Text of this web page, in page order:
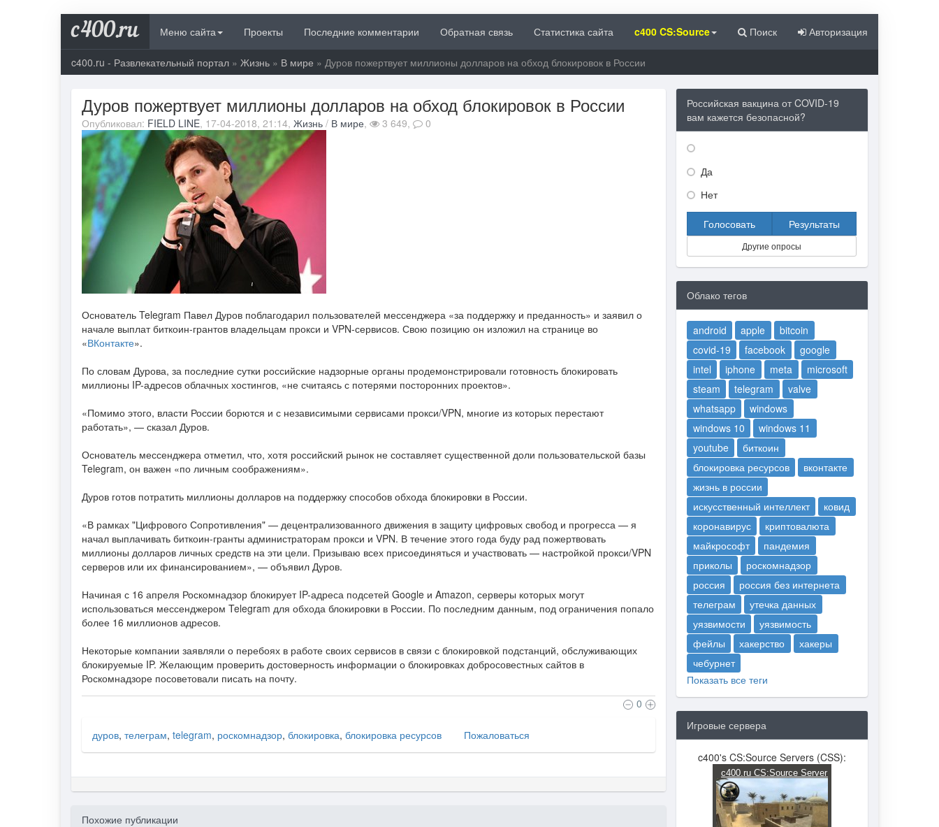
c400.ru Меню сайта Проекты Последние комментарии Обратная связь Статистика сайта c400 CS:Source Поиск Авторизация
c400.ru - Развлекательный портал » Жизнь » В мире » Дуров пожертвует миллионы долларов на обход блокировок в России
Дуров пожертвует миллионы долларов на обход блокировок в России
Опубликовал: FIELD LINE, 17-04-2018, 21:14, Жизнь / В мире, 3 649, 0
Основатель Telegram Павел Дуров поблагодарил пользователей мессенджера «за поддержку и преданность» и заявил о
начале выплат биткоин-грантов владельцам прокси и VPN-сервисов. Свою позицию он изложил на странице во
«ВКонтакте».
По словам Дурова, за последние сутки российские надзорные органы продемонстрировали готовность блокировать
миллионы IP-адресов облачных хостингов, «не считаясь с потерями посторонних проектов».
«Помимо этого, власти России борются и с независимыми сервисами прокси/VPN, многие из которых перестают
работать», — сказал Дуров.
Основатель мессенджера отметил, что, хотя российский рынок не составляет существенной доли пользовательской базы
Telegram, он важен «по личным соображениям».
Дуров готов потратить миллионы долларов на поддержку способов обхода блокировки в России.
«В рамках "Цифрового Сопротивления" — децентрализованного движения в защиту цифровых свобод и прогресса — я
начал выплачивать биткоин-гранты администраторам прокси и VPN. В течение этого года буду рад пожертвовать
миллионы долларов личных средств на эти цели. Призываю всех присоединяться и участвовать — настройкой прокси/VPN
серверов или их финансированием», — объявил Дуров.
Начиная с 16 апреля Роскомнадзор блокирует IP-адреса подсетей Google и Amazon, серверы которых могут
использоваться мессенджером Telegram для обхода блокировки в России. По последним данным, под ограничения попало
более 16 миллионов адресов.
Некоторые компании заявляли о перебоях в работе своих сервисов в связи с блокировкой подстанций, обслуживающих
блокируемые IP. Желающим проверить достоверность информации о блокировках добросовестных сайтов в
Роскомнадзоре посоветовали писать на почту.
0
дуров, телеграм, telegram, роскомнадзор, блокировка, блокировка ресурсов Пожаловаться
Похожие публикации
Российская вакцина от COVID-19
вам кажется безопасной?
Да
Нет
Голосовать Результаты
Другие опросы
Облако тегов
android apple
bitcoin
covid-19
facebook
google
intel
iphone meta
microsoft
steam
telegram
valve
whatsapp
windows
windows 10
windows 11
youtube
биткоин
блокировка ресурсов
вконтакте
жизнь в россии
искусственный интеллект
ковид
коронавирус
криптовалюта
майкрософт
пандемия
приколы
роскомнадзор
россия
россия без интернета
телеграм
утечка данных
уязвимости
уязвимость
фейлы
хакерство
хакеры
чебурнет
Показать все теги
Игровые сервера
c400's CS:Source Servers (CSS):